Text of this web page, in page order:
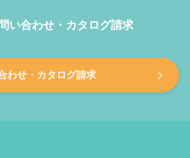
い合わせ・カタログ請求
わせ・カタログ請求